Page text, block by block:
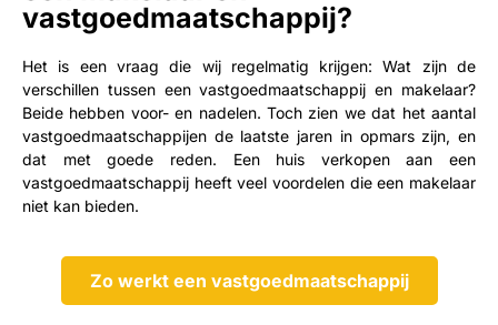
vastgoedmaatschappij?
Het is een vraag die wij regelmatig krijgen: Wat zijn de
verschillen tussen een vastgoedmaatschappij en makelaar?
Beide hebben voor- en nadelen. Toch zien we dat het aantal
vastgoedmaatschappijen de laatste jaren in opmars zijn, en
dat met goede reden. Een huis verkopen aan een
vastgoedmaatschappij heeft veel voordelen die een makelaar
niet kan bieden.
Zo werkt een vastgoedmaatschappij